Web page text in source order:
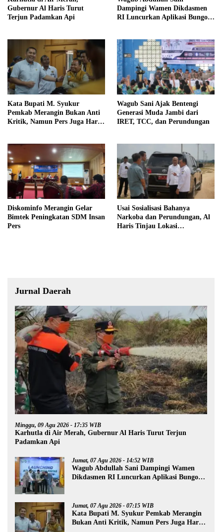
Gubernur Al Haris Turut
Terjun Padamkan Api
Dampingi Wamen Dikdasmen
RI Luncurkan Aplikasi Bungo
Kata Bupati M. Syukur
Pemkab Merangin Bukan Anti
Kritik, Namun Pers Juga Harus
Wagub Sani Ajak Bentengi
Generasi Muda Jambi dari
IRET, TCC, dan Perundungan
Diskominfo Merangin Gelar
Bimtek Peningkatan SDM Insan
Pers
Usai Sosialisasi Bahanya
Narkoba dan Perundungan, Al
Haris Tinjau Lokasi
Jurnal Daerah
Minggu, 09 Agu 2026 - 17:35 WIB
Karhutla di Air Merah, Gubernur Al Haris Turut Terjun
Padamkan Api
Jumat, 07 Agu 2026 - 14:52 WIB
Wagub Abdullah Sani Dampingi Wamen
Dikdasmen RI Luncurkan Aplikasi Bungo
Jumat, 07 Agu 2026 - 07:15 WIB
Kata Bupati M. Syukur Pemkab Merangin
Bukan Anti Kritik, Namun Pers Juga Harus